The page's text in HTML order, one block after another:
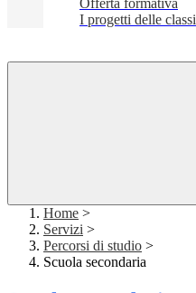
Offerta formativa
I progetti delle classi
Home >
Servizi >
Percorsi di studio >
Scuola secondaria